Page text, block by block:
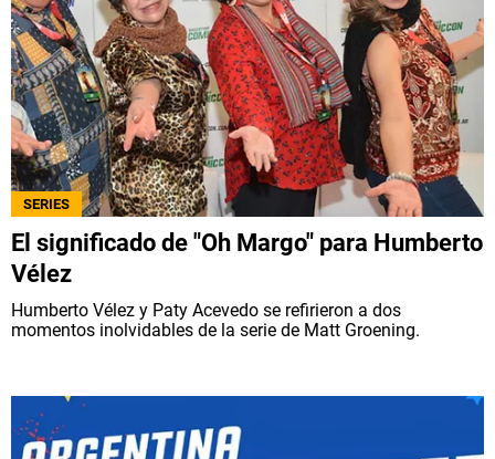
SERIES
El significado de "Oh Margo" para Humberto
Vélez
Humberto Vélez y Paty Acevedo se refirieron a dos
momentos inolvidables de la serie de Matt Groening.